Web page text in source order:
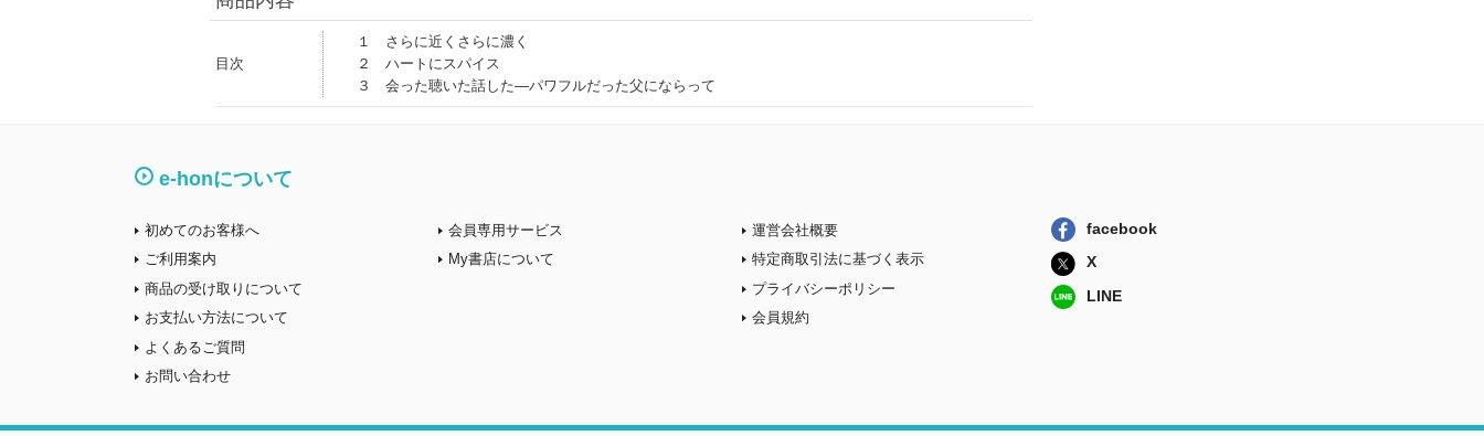
目次
１ さらに近くさらに濃く
２ ハートにスパイス
３ 会った聴いた話した―パワフルだった父にならって
e-honについて
初めてのお客様へ
ご利用案内
商品の受け取りについて
お支払い方法について
よくあるご質問
お問い合わせ
会員専用サービス
My書店について
運営会社概要
特定商取引法に基づく表示
プライバシーポリシー
会員規約
facebook
X
LINE